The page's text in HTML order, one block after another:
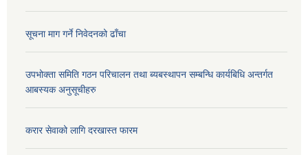
सूचना माग गर्ने निवेदनको ढाँचा
उपभोक्ता समिति गठन परिचालन तथा ब्यबस्थापन सम्बन्धि कार्यबिधि अन्तर्गत
आबस्यक अनुसूचीहरु
करार सेवाको लागि दरखास्त फारम